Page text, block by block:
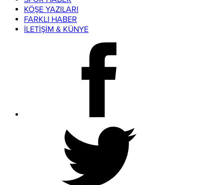
KÖŞE YAZILARI
FARKLI HABER
İLETİŞİM & KÜNYE